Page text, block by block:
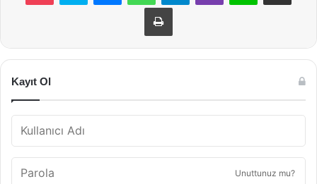
Yazdır
Kayıt Ol
Unuttunuz mu?